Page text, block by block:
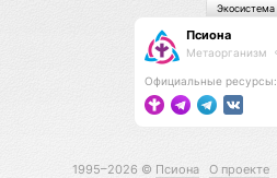
Псиона
Метаорганизм
Официальные ресурсы:
Экосистема
1995–2026 © Псиона О проекте